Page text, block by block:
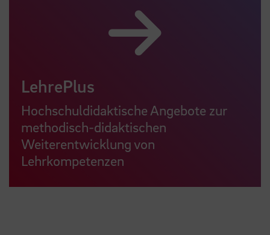
LehrePlus
Hochschuldidaktische Angebote zur
methodisch-didaktischen
Weiterentwicklung von
Lehrkompetenzen